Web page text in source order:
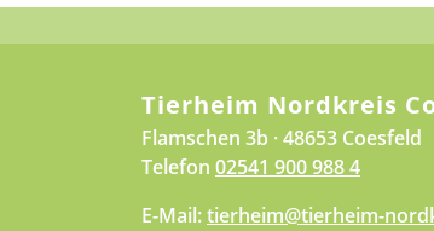
Tierheim Nordkreis
Flamschen 3b · 48653 Coesfeld
Telefon 02541 900 988 4
E-Mail:tierheim@tierheim-